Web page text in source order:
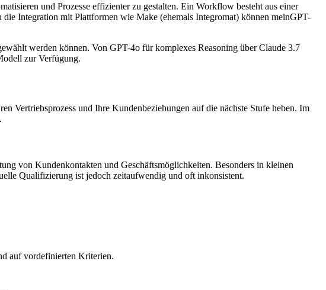
und Prozesse effizienter zu gestalten. Ein Workflow besteht aus einer
Integration mit Plattformen wie Make (ehemals Integromat) können meinGPT-
werden können. Von GPT-4o für komplexes Reasoning über Claude 3.7
zur Verfügung.
und Ihre Kundenbeziehungen auf die nächste Stufe heben. Im
von Kundenkontakten und Geschäftsmöglichkeiten. Besonders in kleinen
Qualifizierung ist jedoch zeitaufwendig und oft inkonsistent.
auf vordefinierten Kriterien.